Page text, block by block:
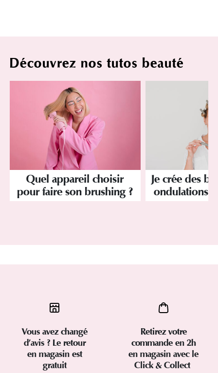
Découvrez nos tutos beauté
Quel appareil choisir
pour faire son brushing ?
Je crée des
ondulations
Vous avez changé
d’avis ? Le retour
en magasin est
gratuit
Retirez votre
commande en 2h
en magasin avec le
Click & Collect